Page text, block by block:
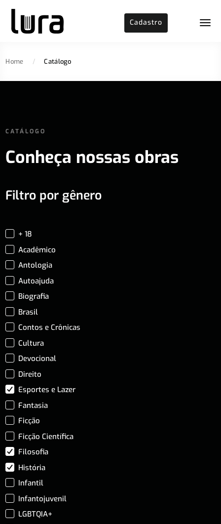
Cadastro
Home / Catálogo
CATÁLOGO
Conheça nossas obras
Filtro por gênero
+ 18
Acadêmico
Antologia
Autoajuda
Biografia
Brasil
Contos e Crônicas
Cultura
Devocional
Direito
Esportes e Lazer
Fantasia
Ficção
Ficção Científica
Filosofia
História
Infantil
Infantojuvenil
LGBTQIA+